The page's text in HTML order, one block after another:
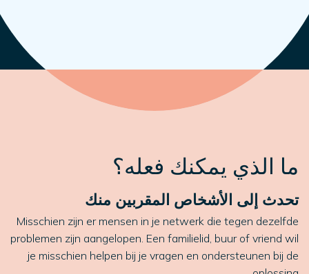
ما الذي يمكنك فعله؟
تحدث إلى الأشخاص المقربين منك
Misschien zijn er mensen in je netwerk die tegen dezelfde
problemen zijn aangelopen. Een familielid, buur of vriend wil
je misschien helpen bij je vragen en ondersteunen bij de